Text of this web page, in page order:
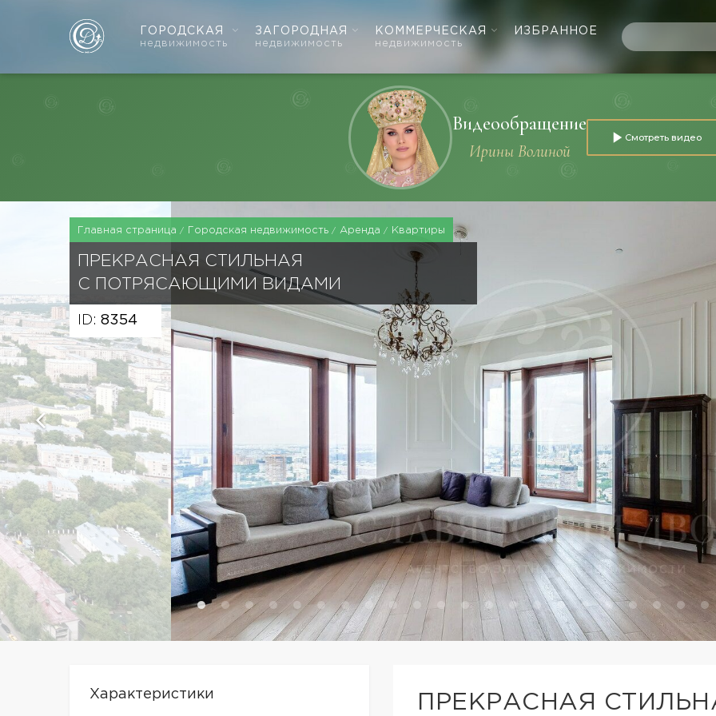
ГОРОДСКАЯ
недвижимость
ЗАГОРОДНАЯ
недвижимость
КОММЕРЧЕСКАЯ
недвижимость
ИЗБРАННОЕ
Видеообращение
Ирины Волиной
Смотреть видео
Главная страница Городская недвижимость Аренда Квартиры
ПРЕКРАСНАЯ СТИЛЬНАЯ
С ПОТРЯСАЮЩИМИ ВИДАМИ
ID: 8354
ПРЕКРАСНАЯ
Характеристики